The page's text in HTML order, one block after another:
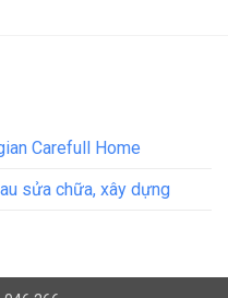
Carefull Home
sửa chữa, xây dựng